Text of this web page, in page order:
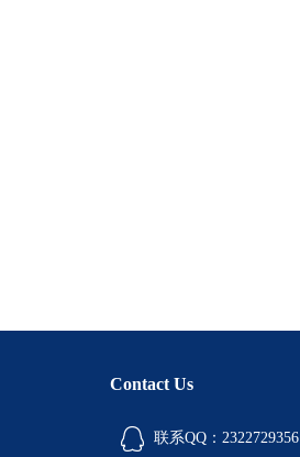
Contact Us
联系QQ：2322729356